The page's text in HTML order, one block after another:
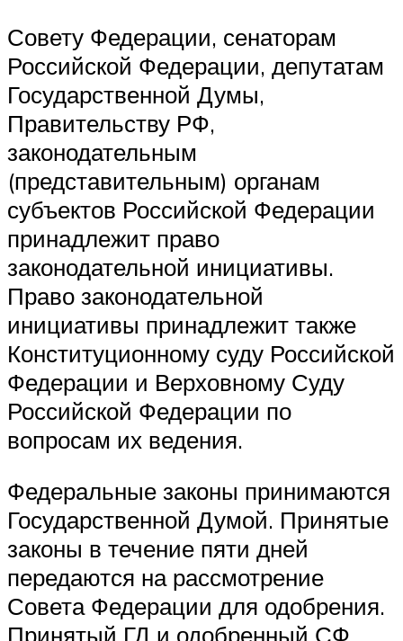
Совету Федерации, сенаторам
Российской Федерации, депутатам
Государственной Думы,
Правительству РФ,
законодательным
(представительным) органам
субъектов Российской Федерации
принадлежит право
законодательной инициативы.
Право законодательной
инициативы принадлежит также
Конституционному суду Российской
Федерации и Верховному Суду
Российской Федерации по
вопросам их ведения.
Федеральные законы принимаются
Государственной Думой. Принятые
законы в течение пяти дней
передаются на рассмотрение
Совета Федерации для одобрения.
Принятый ГД и одобренный СФ